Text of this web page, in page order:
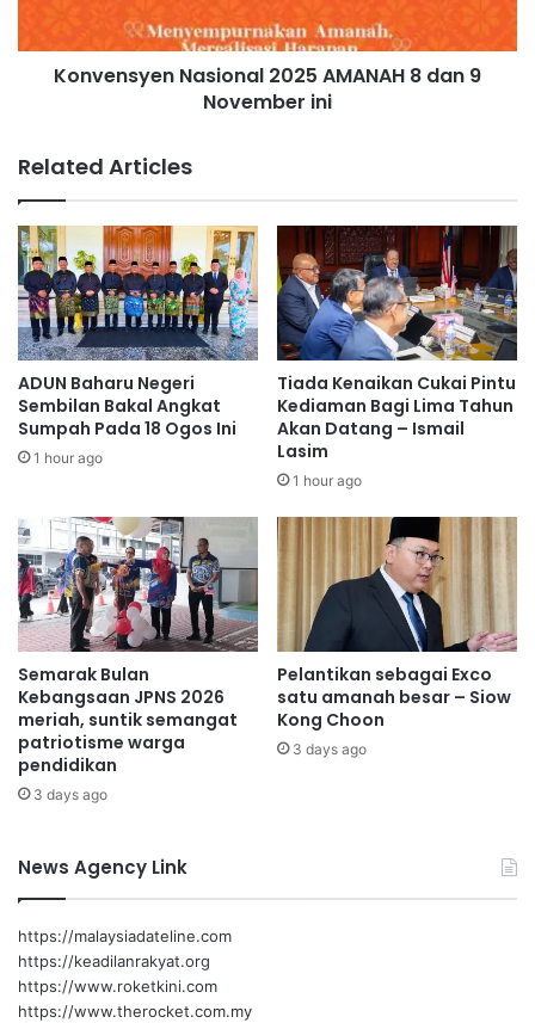
menjadikan Negeri Sembilan terus unggul sebagai Negeri
Beradat.
g
k
a
h
s
t
r
a
e
g
i
e
r
k
u
k
u
h
s
e
r
a
n
u
e
i
o
n
a
l
2
0
2
5
A
M
A
H
8
d
a
n
9
N
o
v
e
m
b
i
n
i
Konvensyen Nasional 2025 AMANAH 8 dan 9
November ini
Related Articles
ADUN Baharu Negeri
Sembilan Bakal Angkat
Sumpah Pada 18 Ogos Ini
1 hour ago
Tiada Kenaikan Cukai Pintu
Kediaman Bagi Lima Tahun
Akan Datang – Ismail
Lasim
1 hour ago
Semarak Bulan
Kebangsaan JPNS 2026
meriah, suntik semangat
patriotisme warga
pendidikan
3 days ago
Pelantikan sebagai Exco
satu amanah besar – Siow
Kong Choon
3 days ago
News Agency Link
https://malaysiadateline.com
https://keadilanrakyat.org
https://www.roketkini.com
https://www.therocket.com.my